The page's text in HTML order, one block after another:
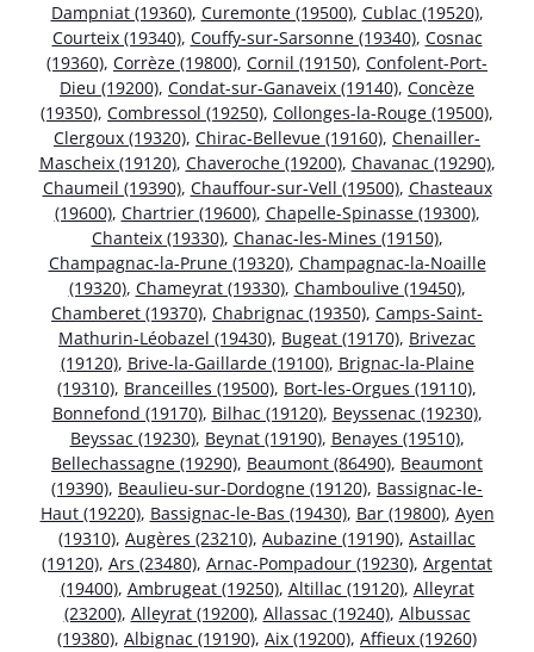
Dampniat (19360), Curemonte (19500), Cublac (19520),
Courteix (19340), Couffy-sur-Sarsonne (19340), Cosnac
(19360), Corrèze (19800), Cornil (19150), Confolent-Port-
Dieu (19200), Condat-sur-Ganaveix (19140), Concèze
(19350), Combressol (19250), Collonges-la-Rouge (19500),
Clergoux (19320), Chirac-Bellevue (19160), Chenailler-
Mascheix (19120), Chaveroche (19200), Chavanac (19290),
Chaumeil (19390), Chauffour-sur-Vell (19500), Chasteaux
(19600), Chartrier (19600), Chapelle-Spinasse (19300),
Chanteix (19330), Chanac-les-Mines (19150),
Champagnac-la-Prune (19320), Champagnac-la-Noaille
(19320), Chameyrat (19330), Chamboulive (19450),
Chamberet (19370), Chabrignac (19350), Camps-Saint-
Mathurin-Léobazel (19430), Bugeat (19170), Brivezac
(19120), Brive-la-Gaillarde (19100), Brignac-la-Plaine
(19310), Branceilles (19500), Bort-les-Orgues (19110),
Bonnefond (19170), Bilhac (19120), Beyssenac (19230),
Beyssac (19230), Beynat (19190), Benayes (19510),
Bellechassagne (19290), Beaumont (86490), Beaumont
(19390), Beaulieu-sur-Dordogne (19120), Bassignac-le-
Haut (19220), Bassignac-le-Bas (19430), Bar (19800), Ayen
(19310), Augères (23210), Aubazine (19190), Astaillac
(19120), Ars (23480), Arnac-Pompadour (19230), Argentat
(19400), Ambrugeat (19250), Altillac (19120), Alleyrat
(23200), Alleyrat (19200), Allassac (19240), Albussac
(19380), Albignac (19190), Aix (19200), Affieux (19260)